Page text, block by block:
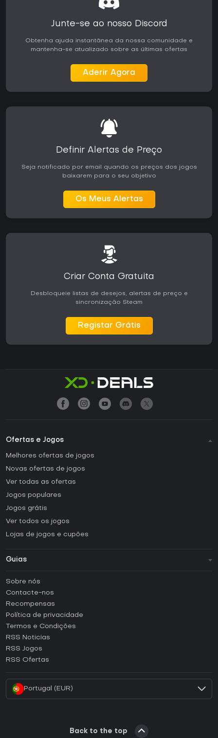
Junte-se ao nosso Discord
Obtenha ajuda instantânea da nossa comunidade e
mantenha-se atualizado sobre as últimas ofertas
Aderir Agora
Definir Alertas de Preço
Seja notificado por email quando os preços dos jogos
baixarem para o seu objetivo
Os Meus Alertas
Criar Conta Gratuita
Desbloqueie listas de desejos, alertas de preço e
sincronização Steam
Registar Grátis
Ofertas e Jogos
Melhores ofertas de jogos
Novas ofertas de jogos
Ver todas as ofertas
Jogos populares
Jogos grátis
Ver todos os jogos
Lojas de jogos e cupões
Guias
Como ativar uma CD Key Steam?
Como ativar uma CD Key Epic Games?
Como ativar uma CD Key GOG?
Como ativar uma CD Key Ubisoft Connect?
Sobre nós
Contacte-nos
Recompensas
Política de privacidade
Termos e Condições
RSS Noticias
RSS Jogos
RSS Ofertas
Portugal (EUR)
Back to the top